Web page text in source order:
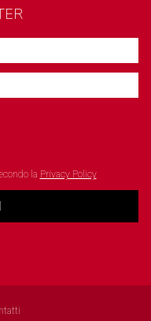
la Privacy Policy